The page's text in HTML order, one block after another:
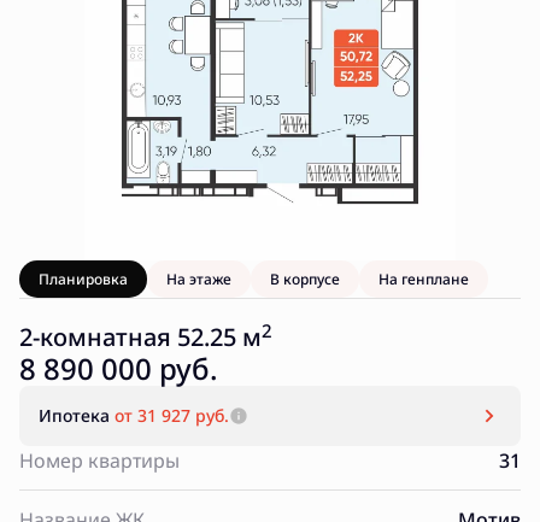
Планировка На этаже В корпусе На генплане
2-комнатная 52.25 м2
8 890 000 руб.
Ипотека от 31 927 руб.
Номер квартиры 31